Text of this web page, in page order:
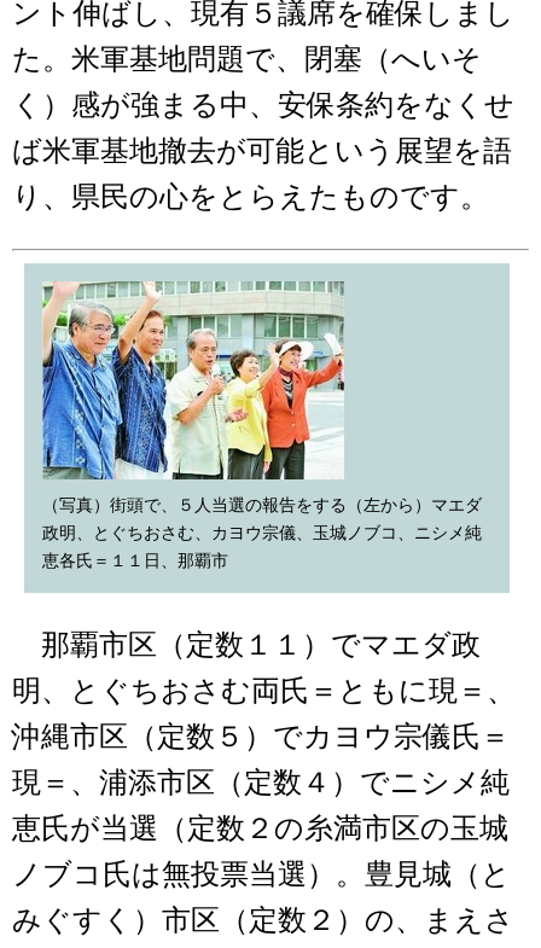
ント伸ばし、現有５議席を確保しまし
た。米軍基地問題で、閉塞（へいそ
く）感が強まる中、安保条約をなくせ
ば米軍基地撤去が可能という展望を語
り、県民の心をとらえたものです。
（写真）街頭で、５人当選の報告をする（左から）マエダ
政明、とぐちおさむ、カヨウ宗儀、玉城ノブコ、ニシメ純
恵各氏＝１１日、那覇市
那覇市区（定数１１）でマエダ政
明、とぐちおさむ両氏＝ともに現＝、
沖縄市区（定数５）でカヨウ宗儀氏＝
現＝、浦添市区（定数４）でニシメ純
恵氏が当選（定数２の糸満市区の玉城
ノブコ氏は無投票当選）。豊見城（と
みぐすく）市区（定数２）の、まえさ